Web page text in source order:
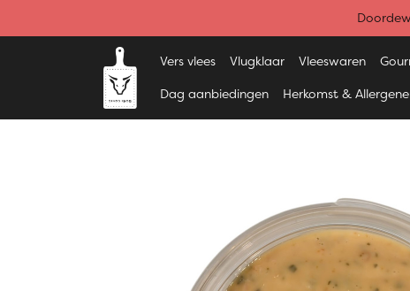
Vers vlees Vlugklaar Vleeswaren
Dag aanbiedingen Herkomst &